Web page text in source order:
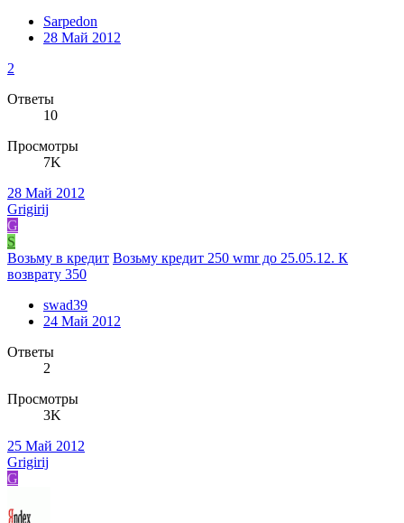
Sarpedon
28 Май 2012
2
Ответы
10
Просмотры
7K
28 Май 2012
Grigirij
G
S
Возьму в кредит Возьму кредит 250 wmr до 25.05.12. К
возврату 350
swad39
24 Май 2012
Ответы
2
Просмотры
3K
25 Май 2012
Grigirij
G